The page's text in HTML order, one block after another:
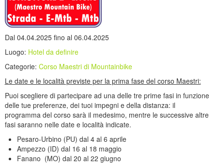
Dal 04.04.2025 fino al 06.04.2025
Luogo: Hotel da definire
Categorie: Corso Maestri di Mountainbike
Le date e le località previste per la prima fase del corso Maestri:
Puoi scegliere di partecipare ad una delle tre prime fasi in funzione
delle tue preferenze, dei tuoi impegni e della distanza: il
programma del corso sarà il medesimo, mentre le successive altre
fasi saranno nelle date e località indicate.
Pesaro-Urbino (PU) dal 4 al 6 aprile
Ampezzo (ID) dal 16 al 18 maggio
Fanano (MO) dal 20 al 22 giugno